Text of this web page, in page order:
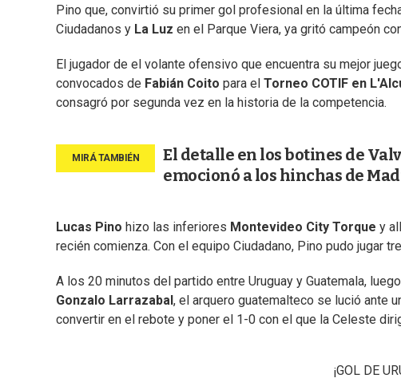
Pino que, convirtió su primer gol profesional en la última
Ciudadanos y La Luz en el Parque Viera, ya gritó campeón
El jugador de el volante ofensivo que encuentra su mejor
convocados de Fabián Coito para el Torneo COTIF en
consagró por segunda vez en la historia de la competencia.
El detalle en los botines de
emocionó a los hinchas de
Lucas Pino hizo las inferiores Montevideo City Torque y
recién comienza. Con el equipo Ciudadano, Pino pudo jugar
A los 20 minutos del partido entre Uruguay y Guatemala,
Gonzalo Larrazabal , el arquero guatemalteco se lució ante
convertir en el rebote y poner el 1-0 con el que la Celeste
¡GOL DE